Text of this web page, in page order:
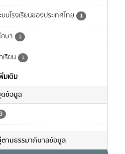
บโรงเรียนของประเทศไทย 1
กษา 1
รียน 1
มเติม
ดข้อมูล
3
ามธรรมาภิบาลข้อมูล